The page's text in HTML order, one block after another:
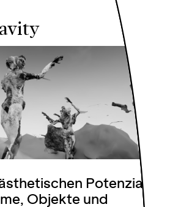
Potenziale
Objekte und